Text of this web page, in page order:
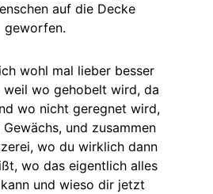
auf die Decke
geworfen.
wohl mal lieber besser
weil wo gehobelt wird, da
wo nicht geregnet wird,
und zusammen
wo du wirklich dann
wo das eigentlich alles
und wieso dir jetzt